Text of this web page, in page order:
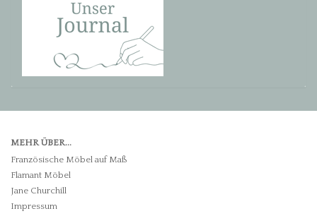
MEHR ÜBER...
Französische Möbel auf Maß
Flamant Möbel
Jane Churchill
Impressum